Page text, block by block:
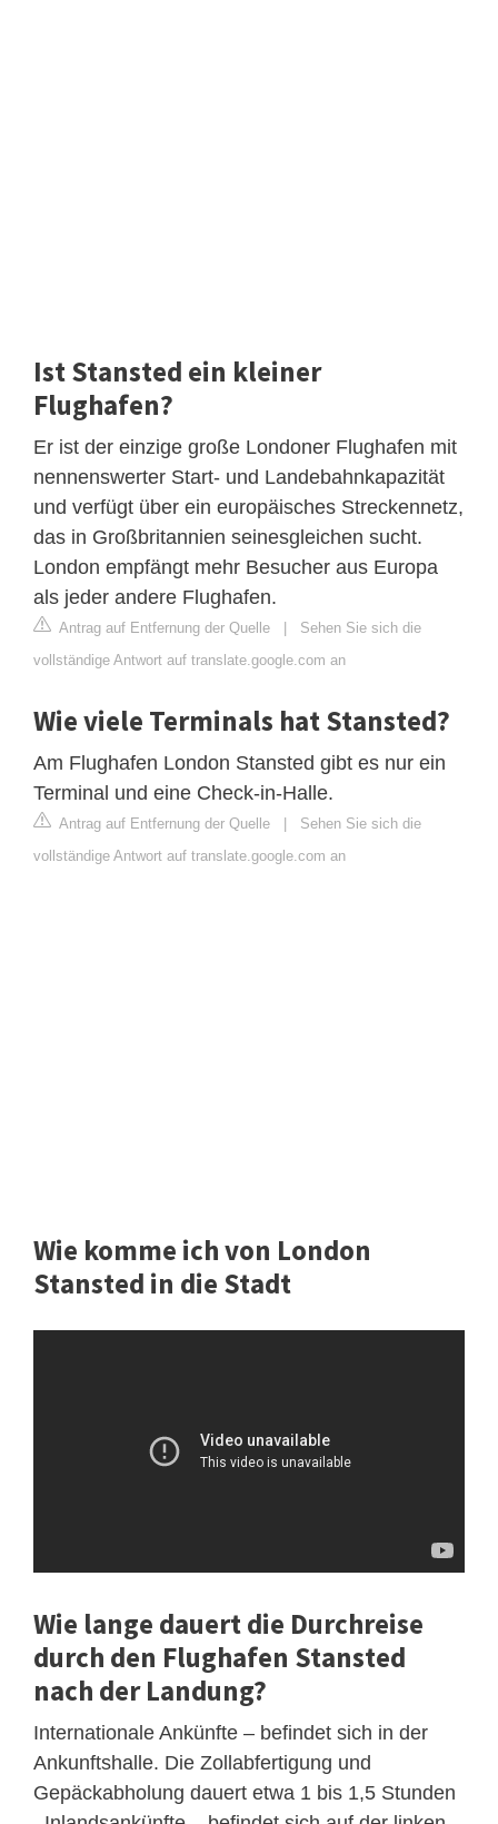
Ist Stansted ein kleiner
Flughafen?
Er ist der einzige große Londoner Flughafen mit
nennenswerter Start- und Landebahnkapazität
und verfügt über ein europäisches Streckennetz,
das in Großbritannien seinesgleichen sucht.
London empfängt mehr Besucher aus Europa
als jeder andere Flughafen.
Antrag auf Entfernung der Quelle
Sehen Sie sich die
vollständige Antwort auf translate.google.com an
Wie viele Terminals hat Stansted?
Am Flughafen London Stansted gibt es nur ein
Terminal und eine Check-in-Halle.
Antrag auf Entfernung der Quelle
Sehen Sie sich die
vollständige Antwort auf translate.google.com an
Wie komme ich von London
Stansted in die Stadt
Wie lange dauert die Durchreise
durch den Flughafen Stansted
nach der Landung?
Internationale Ankünfte – befindet sich in der
Ankunftshalle. Die Zollabfertigung und
Gepäckabholung dauert etwa 1 bis 1,5 Stunden